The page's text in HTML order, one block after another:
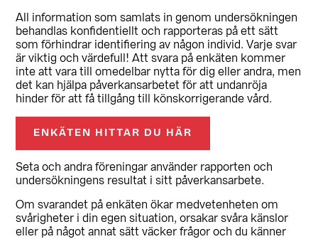
All information som samlats in genom undersökningen
behandlas konfidentiellt och rapporteras på ett sätt
som förhindrar identifiering av någon individ. Varje svar
är viktig och värdefull! Att svara på enkäten kommer
inte att vara till omedelbar nytta för dig eller andra, men
det kan hjälpa påverkansarbetet för att undanröja
hinder för att få tillgång till könskorrigerande vård.
ENKÄTEN HITTAR DU HÄR
Seta och andra föreningar använder rapporten och
undersökningens resultat i sitt påverkansarbete.
Om svarandet på enkäten ökar medvetenheten om
svårigheter i din egen situation, orsakar svåra känslor
eller på något annat sätt väcker frågor och du känner